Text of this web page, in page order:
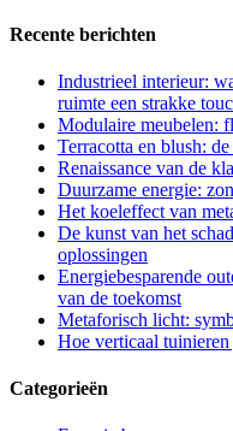
Recente berichten
Industrieel interieur:
ruimte een strakke
Modulaire meubelen:
Terracotta en blush:
Renaissance van de
Duurzame energie:
Het koeleffect van
De kunst van het
oplossingen
Energiebesparende
van de toekomst
Metaforisch licht:
Hoe verticaal
Categorieën